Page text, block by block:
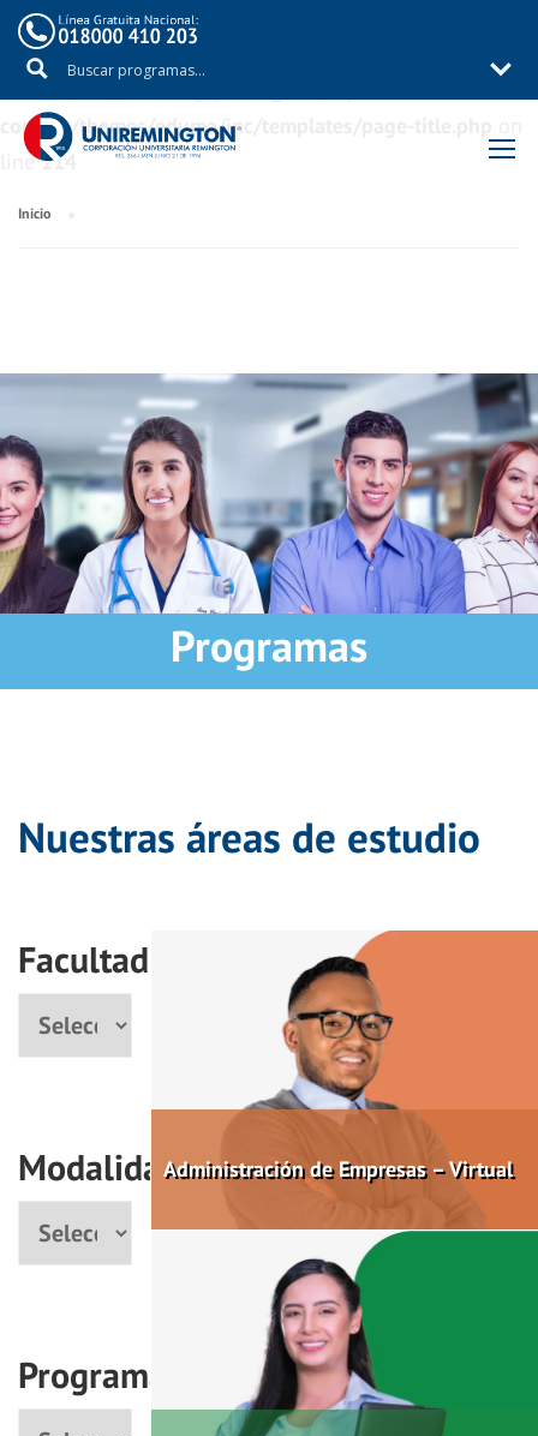
Warning
: Trying to access array offset on value of type
content/themes/eduma/inc/templates/page-title.php
line114
Inicio
Programas
Nuestras áreas de estudio
Facultad
Modalidad
Programas
Administración de Empresas – Virtual